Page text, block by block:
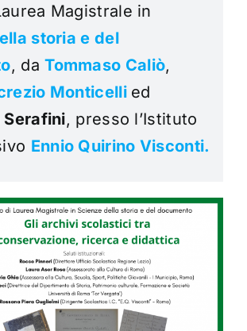
Magistrale in
storia e del
, daTommaso Caliò,
Monticelli ed
Serafini, presso l’Istituto
Ennio Quirino Visconti.